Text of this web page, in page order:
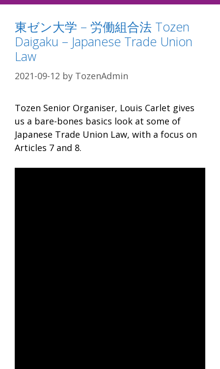
東ゼン大学 – 労働組合法 Tozen
Daigaku – Japanese Trade Union
Law
2021-09-12 by TozenAdmin
Tozen Senior Organiser, Louis Carlet gives
us a bare-bones basics look at some of
Japanese Trade Union Law, with a focus on
Articles 7 and 8.